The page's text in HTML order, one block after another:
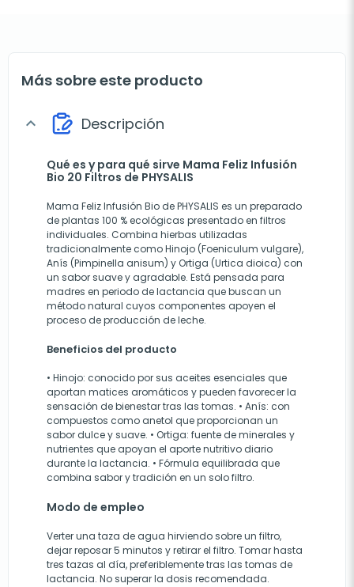
Más sobre este producto
expand_more Descripción
Qué es y para qué sirve Mama Feliz Infusión
Bio 20 Filtros de PHYSALIS
Mama Feliz Infusión Bio de PHYSALIS es un preparado
de plantas 100 % ecológicas presentado en filtros
individuales. Combina hierbas utilizadas
tradicionalmente como Hinojo (Foeniculum vulgare),
Anís (Pimpinella anisum) y Ortiga (Urtica dioica) con
un sabor suave y agradable. Está pensada para
madres en periodo de lactancia que buscan un
método natural cuyos componentes apoyen el
proceso de producción de leche.
Beneficios del producto
• Hinojo: conocido por sus aceites esenciales que
aportan matices aromáticos y pueden favorecer la
sensación de bienestar tras las tomas. • Anís: con
compuestos como anetol que proporcionan un
sabor dulce y suave. • Ortiga: fuente de minerales y
nutrientes que apoyan el aporte nutritivo diario
durante la lactancia. • Fórmula equilibrada que
combina sabor y tradición en un solo filtro.
Modo de empleo
Verter una taza de agua hirviendo sobre un filtro,
dejar reposar 5 minutos y retirar el filtro. Tomar hasta
tres tazas al día, preferiblemente tras las tomas de
lactancia. No superar la dosis recomendada.